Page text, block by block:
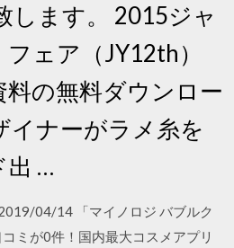
します。 2015ジャ
ェア（JY12th）
の無料ダウンロー
イナーがラメ糸を
出 …
04/14 「マイノロジ バブルク
ミが0件！国内最大コスメアプリ